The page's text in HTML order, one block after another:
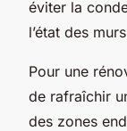
éviter la
l’état des
Pour une
de rafraîchir
des zones